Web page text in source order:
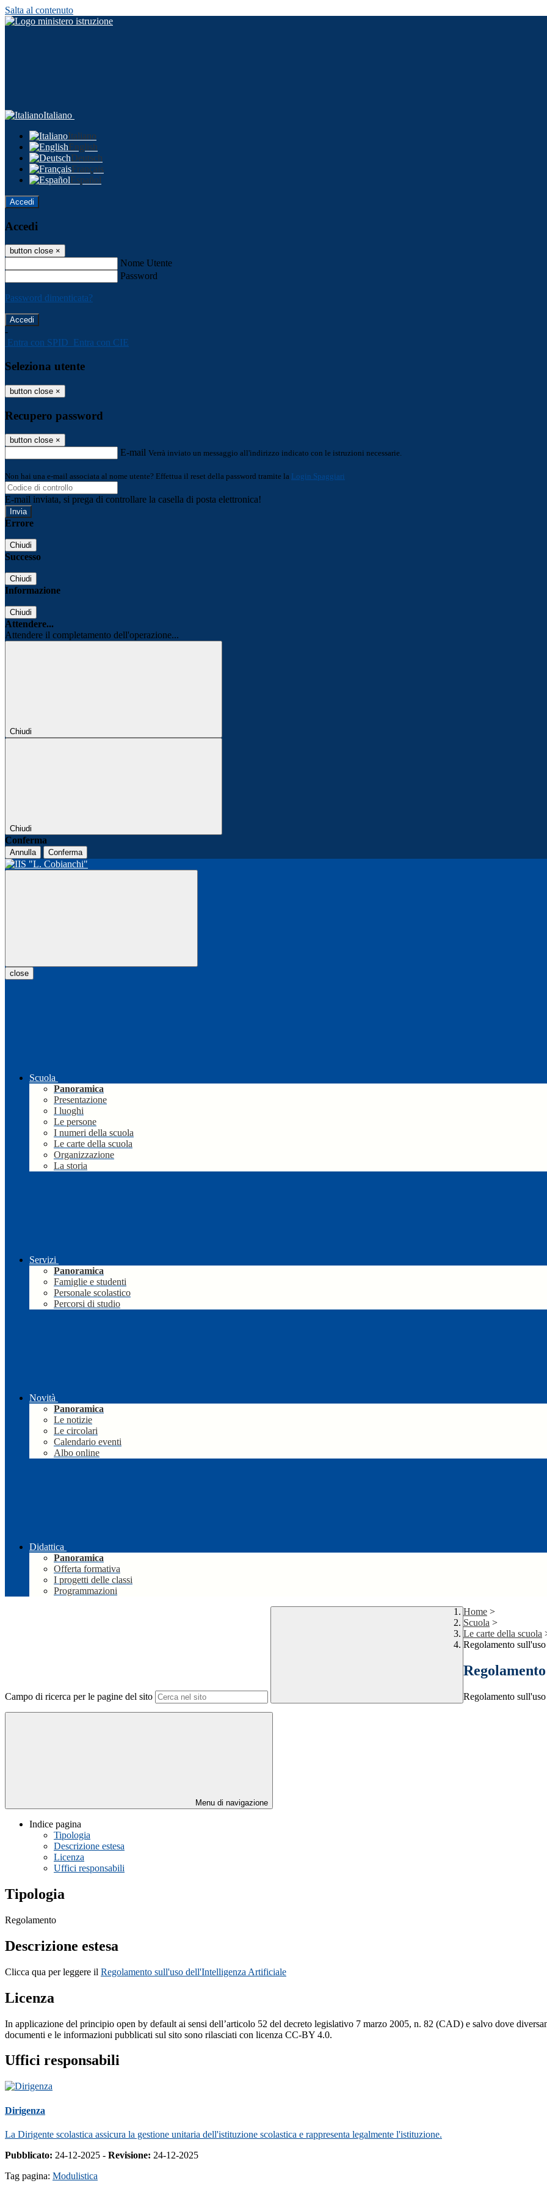
Salta al contenuto
Italiano
Italiano
English
Deutsch
Français
Español
Accedi
Accedi
button close ×
Nome Utente
Password
Password dimenticata?
-
Entra con SPID Entra con CIE
Seleziona utente
button close ×
Recupero password
button close ×
E-mail Verrà inviato un messaggio all'indirizzo indicato con le istruzioni necessarie.
Non hai una e-mail associata al nome utente? Effettua il reset della password tramite la Login Spaggiari
E-mail inviata, si prega di controllare la casella di posta elettronica!
Errore
Chiudi
Successo
Chiudi
Informazione
Chiudi
Attendere...
Attendere il completamento dell'operazione...
Chiudi
Chiudi
Conferma
Annulla Conferma
close
Scuola
Panoramica
Presentazione
I luoghi
Le persone
I numeri della scuola
Le carte della scuola
Organizzazione
La storia
Servizi
Panoramica
Famiglie e studenti
Personale scolastico
Percorsi di studio
Novità
Panoramica
Le notizie
Le circolari
Calendario eventi
Albo online
Didattica
Panoramica
Offerta formativa
I progetti delle classi
Programmazioni
Campo di ricerca per le pagine del sito
Home >
Scuola >
Le carte della scuola
Regolamento
Regolamento
Menu di navigazione
Indice pagina
Tipologia
Descrizione estesa
Licenza
Uffici responsabili
Tipologia
Regolamento
Descrizione estesa
Clicca qua per leggere il Regolamento sull'uso dell'Intelligenza Artificiale
Licenza
In applicazione del principio open by default ai sensi dell’articolo 52 del decreto legislativo 7 marzo 2005, n. 82 (CAD) e salvo dove
documenti e le informazioni pubblicati sul sito sono rilasciati con licenza CC-BY 4.0.
Uffici responsabili
Dirigenza
La Dirigente scolastica assicura la gestione unitaria dell'istituzione scolastica e rappresenta legalmente l'istituzione.
Pubblicato: 24-12-2025 - Revisione: 24-12-2025
Tag pagina: Modulistica